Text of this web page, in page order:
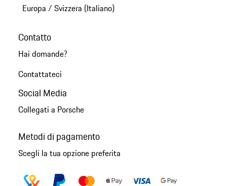
Europa / Svizzera (Italiano)
Contatto
Hai domande?
Contattateci
Social Media
Collegati a Porsche
Metodi di pagamento
Scegli la tua opzione preferita